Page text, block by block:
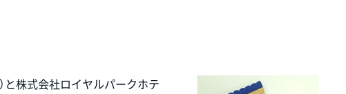
と株式会社ロイヤルパークホテ